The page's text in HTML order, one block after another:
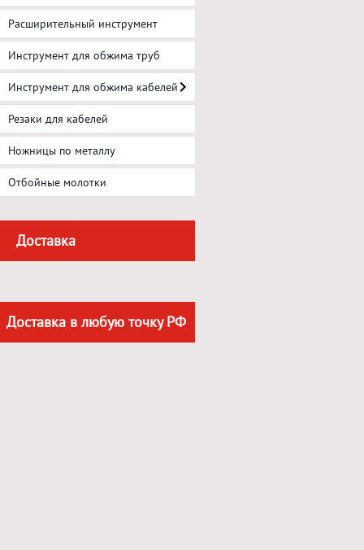
Расширительный инструмент
Инструмент для обжима труб
Инструмент для обжима кабелей
Резаки для кабелей
Ножницы по металлу
Отбойные молотки
Доставка
Доставка в любую точку РФ